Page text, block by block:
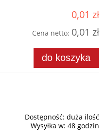
0,01 zł
Cena netto: 0,01 zł
do koszyka
Dostępność: duża ilość
Wysyłka w: 48 godzin